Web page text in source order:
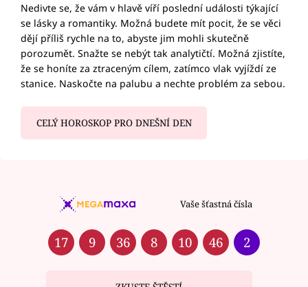
Nedivte se, že vám v hlavě víří poslední události týkající
se lásky a romantiky. Možná budete mít pocit, že se věci
dějí příliš rychle na to, abyste jim mohli skutečně
porozumět. Snažte se nebýt tak analytičtí. Možná zjistíte,
že se honíte za ztraceným cílem, zatímco vlak vyjíždí ze
stanice. Naskočte na palubu a nechte problém za sebou.
CELÝ HOROSKOP PRO DNEŠNÍ DEN
Vaše šťastná čísla
17 9 36 8 10 46 2